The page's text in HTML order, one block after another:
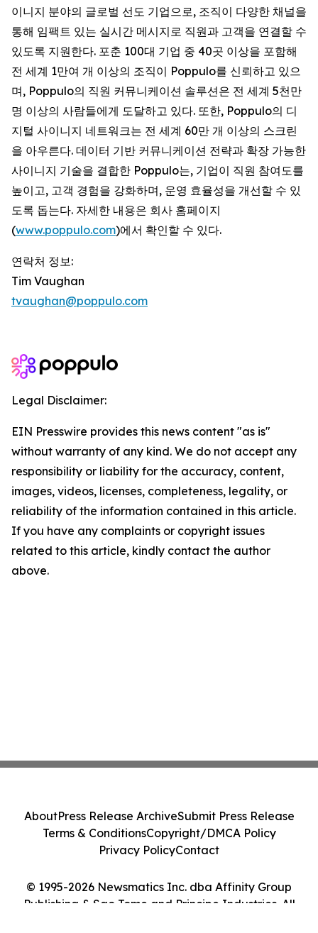
이니지 분야의 글로벌 선도 기업으로, 조직이 다양한 채널을
통해 임팩트 있는 실시간 메시지로 직원과 고객을 연결할 수
있도록 지원한다. 포춘 100대 기업 중 40곳 이상을 포함해
전 세계 1만여 개 이상의 조직이 Poppulo를 신뢰하고 있으
며, Poppulo의 직원 커뮤니케이션 솔루션은 전 세계 5천만
명 이상의 사람들에게 도달하고 있다. 또한, Poppulo의 디
지털 사이니지 네트워크는 전 세계 60만 개 이상의 스크린
을 아우른다. 데이터 기반 커뮤니케이션 전략과 확장 가능한
사이니지 기술을 결합한 Poppulo는, 기업이 직원 참여도를
높이고, 고객 경험을 강화하며, 운영 효율성을 개선할 수 있
도록 돕는다. 자세한 내용은 회사 홈페이지
(www.poppulo.com)에서 확인할 수 있다.
연락처 정보:
Tim Vaughan
tvaughan@poppulo.com
Legal Disclaimer:
EIN Presswire provides this news content "as is"
without warranty of any kind. We do not accept any
responsibility or liability for the accuracy, content,
images, videos, licenses, completeness, legality, or
reliability of the information contained in this article.
If you have any complaints or copyright issues
related to this article, kindly contact the author
above.
© 1995-2026 Newsmatics Inc. dba Affinity Group
Publishing & Sao Tome and Principe Industries. All
AboutPress Release ArchiveSubmit Press Release
Terms & ConditionsCopyright/DMCA Policy
Privacy PolicyContact